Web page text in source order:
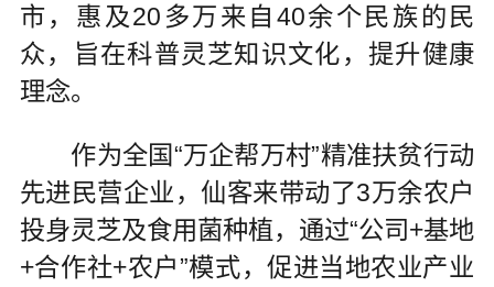
市，惠及20多万来自40余个民族的民
众，旨在科普灵芝知识文化，提升健康
理念。
作为全国“万企帮万村”精准扶贫行动
先进民营企业，仙客来带动了3万余农户
投身灵芝及食用菌种植，通过“公司+基地
+合作社+农户”模式，促进当地农业产业